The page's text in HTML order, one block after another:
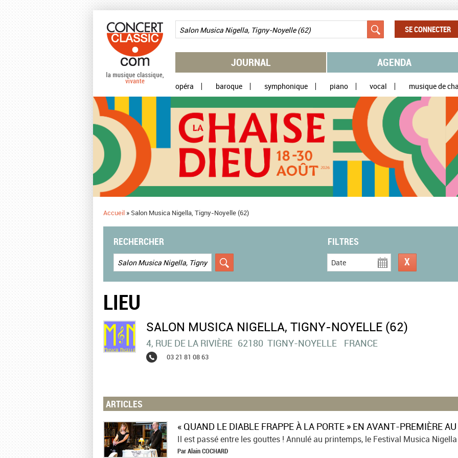
SE CONNECTER
JOURNAL AGENDA
opéra baroque symphonique piano vocal musique de
Accueil » Salon Musica Nigella, Tigny-Noyelle (62)
RECHERCHER FILTRES
Date
LIEU
SALON MUSICA NIGELLA, TIGNY-NOYELLE (62)
4, RUE DE LA RIVIÈRE 62180 TIGNY-NOYELLE FRANCE
03 21 81 08 63
ARTICLES
ParAlainCOCHARD